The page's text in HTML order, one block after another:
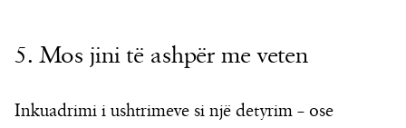
5. Mos jini të ashpër me veten
Inkuadrimi i ushtrimeve si një detyrim – ose